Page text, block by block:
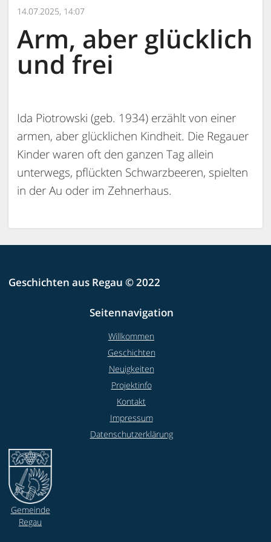
14.07.2025, 14:07
Arm, aber glücklich
und frei
Ida Piotrowski (geb. 1934) erzählt von einer
armen, aber glücklichen Kindheit. Die Regauer
Kinder waren oft den ganzen Tag allein
unterwegs, pflückten Schwarzbeeren, spielten
in der Au oder im Zehnerhaus.
Geschichten aus Regau © 2022
Seitennavigation
Willkommen
Geschichten
Neuigkeiten
Projektinfo
Kontakt
Impressum
Datenschutzerklärung
Gemeinde
Regau